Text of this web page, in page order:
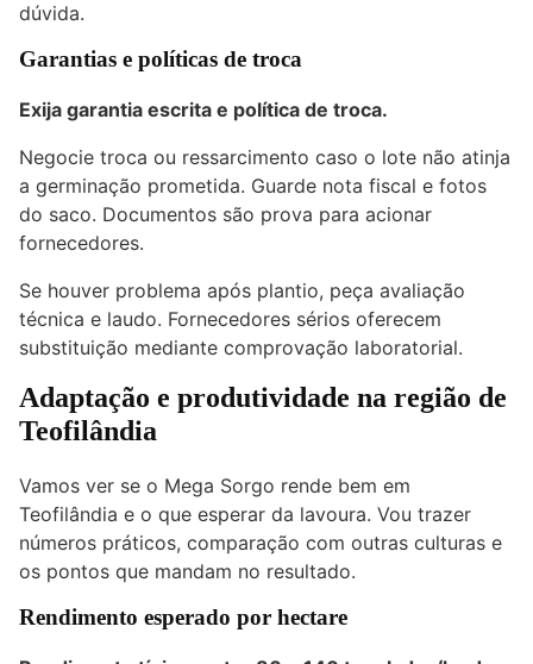
dúvida.
Garantias e políticas de troca
Exija garantia escrita e política de troca.
Negocie troca ou ressarcimento caso o lote não atinja
a germinação prometida. Guarde nota fiscal e fotos
do saco. Documentos são prova para acionar
fornecedores.
Se houver problema após plantio, peça avaliação
técnica e laudo. Fornecedores sérios oferecem
substituição mediante comprovação laboratorial.
Adaptação e produtividade na região de
Teofilândia
Vamos ver se o Mega Sorgo rende bem em
Teofilândia e o que esperar da lavoura. Vou trazer
números práticos, comparação com outras culturas e
os pontos que mandam no resultado.
Rendimento esperado por hectare